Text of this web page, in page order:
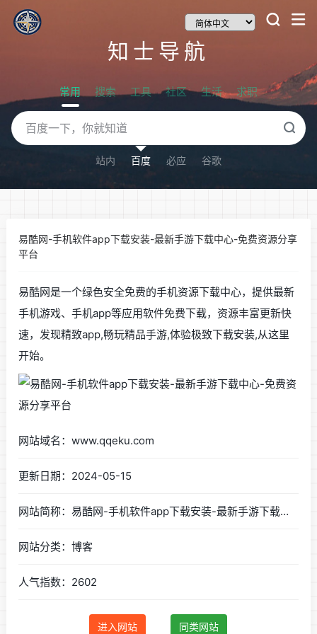
知士导航
常用 搜索 工具 社区 生活 求职
站内 百度 必应 谷歌
易酷网-手机软件app下载安装-最新手游下载中心-免费资源分享
平台
易酷网是一个绿色安全免费的手机资源下载中心，提供最新
手机游戏、手机app等应用软件免费下载，资源丰富更新快
速，发现精致app,畅玩精品手游,体验极致下载安装,从这里
开始。
网站域名：www.qqeku.com
更新日期：2024-05-15
网站简称：易酷网-手机软件app下载安装-最新手游下载中心-免费资源分享平台
网站分类：博客
人气指数：2602
进入网站 同类网站